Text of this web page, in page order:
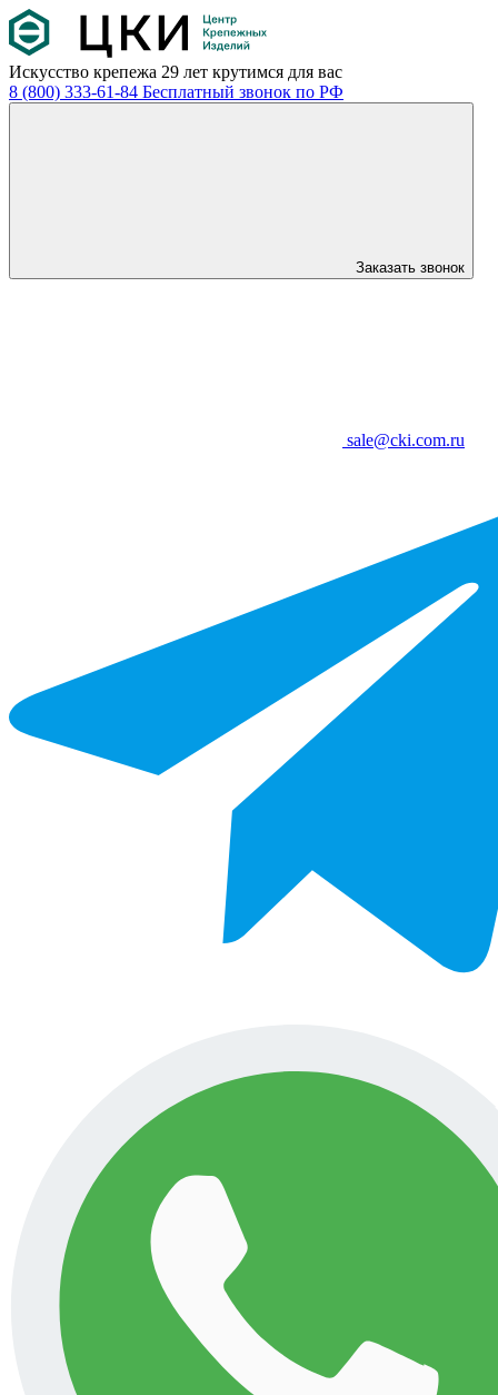
Искусство крепежа 29 лет крутимся для вас
8 (800) 333-61-84 Бесплатный звонок по РФ
Заказать звонок
sale@cki.com.ru